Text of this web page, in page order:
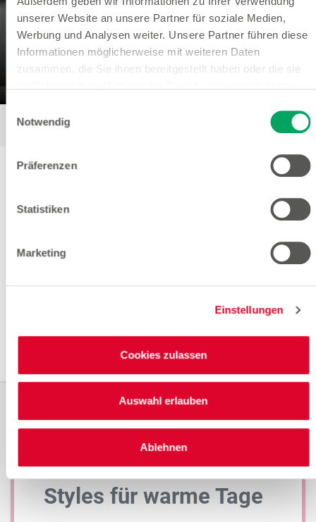
unserer Website an unsere Partner für soziale Medien,
Werbung und Analysen weiter. Unsere Partner führen diese
Informationen möglicherweise mit weiteren Daten
zusammen, die Sie ihnen bereitgestellt haben oder die sie
finden Sie unter
Einwilligungsauswahl
Notwendig
Präferenzen
Statistiken
Marketing
Einstellungen
Cookies zulassen
Auswahl erlauben
Ablehnen
Sommermode für
Damen – Leichte
Styles für warme Tage